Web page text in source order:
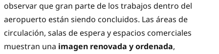
observar que gran parte de los trabajos dentro del
aeropuerto están siendo concluidos. Las áreas de
circulación, salas de espera y espacios comerciales
muestran una imagen renovada y ordenada,